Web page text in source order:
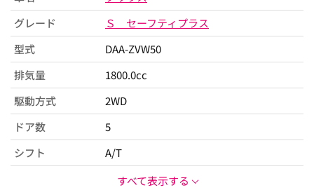
グレード
Ｓ セーフティプラス
型式
DAA-ZVW50
排気量
1800.0cc
駆動方式
2WD
ドア数
5
シフト
A/T
すべて表示する